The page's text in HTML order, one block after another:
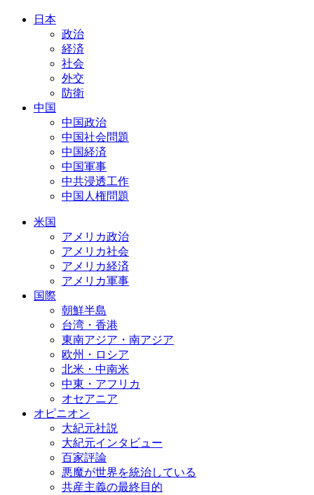
日本
政治
経済
社会
外交
防衛
中国
中国政治
中国社会問題
中国経済
中国軍事
中共浸透工作
中国人権問題
米国
アメリカ政治
アメリカ社会
アメリカ経済
アメリカ軍事
国際
朝鮮半島
台湾・香港
東南アジア・南アジア
欧州・ロシア
北米・中南米
中東・アフリカ
オセアニア
オピニオン
大紀元社説
大紀元インタビュー
百家評論
悪魔が世界を統治している
共産主義の最終目的